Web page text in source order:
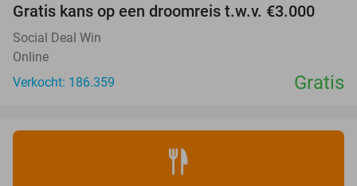
Gratis kans op een droomreis t.w.v. €3.000
Social Deal Win
Online
Verkocht: 186.359
Gratis